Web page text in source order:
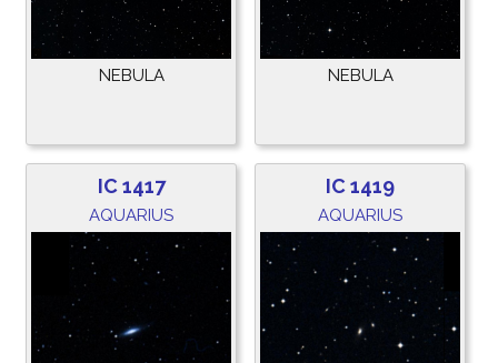
NEBULA NEBULA
IC 1417
AQUARIUS
IC 1419
AQUARIUS